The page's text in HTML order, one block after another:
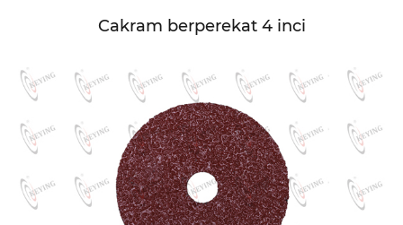
Cakram berperekat 4 inci